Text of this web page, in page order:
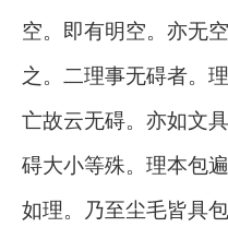
空。即有明空。亦无
之。二理事无碍者。
亡故云无碍。亦如文
碍大小等殊。理本包
如理。乃至尘毛皆具